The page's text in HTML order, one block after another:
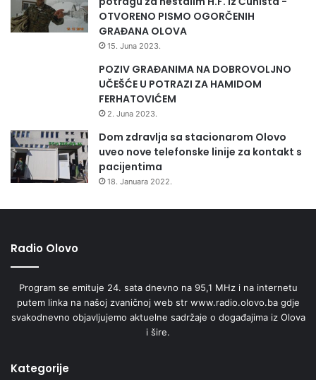
Radio Olovo/Hayat Production
OTVORENO PISMO OGORČENIH
GRAĐANA OLOVA
15. Juna 2023.
POZIV GRAĐANIMA NA DOBROVOLJNO
UČEŠĆE U POTRAZI ZA HAMIDOM
FERHATOVIĆEM
2. Juna 2023.
Dom zdravlja sa stacionarom Olovo
uveo nove telefonske linije za kontakt s
pacijentima
18. Januara 2022.
Radio Olovo
Program se emituje 24. sata dnevno na 95,1 MHz i na internetu
putem linka na našoj zvaničnoj web str www.radio.olovo.ba gdje
svakodnevno objavljujemo aktuelne sadržaje o događajima iz Olova
i šire.
Kategorije